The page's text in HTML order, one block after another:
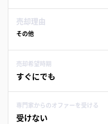
売却理由
その他
売却希望時期
すぐにでも
専門家からのオファーを受ける
受けない